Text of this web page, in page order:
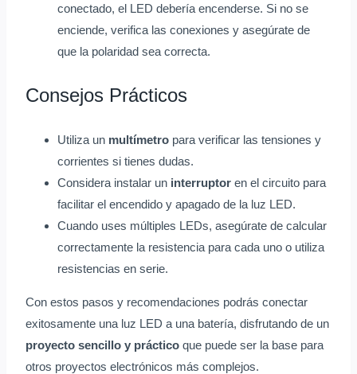
conectado, el LED debería encenderse. Si no se
enciende, verifica las conexiones y asegúrate de
que la polaridad sea correcta.
Consejos Prácticos
Utiliza un multímetro para verificar las tensiones y
corrientes si tienes dudas.
Considera instalar un interruptor en el circuito para
facilitar el encendido y apagado de la luz LED.
Cuando uses múltiples LEDs, asegúrate de calcular
correctamente la resistencia para cada uno o utiliza
resistencias en serie.
Con estos pasos y recomendaciones podrás conectar
exitosamente una luz LED a una batería, disfrutando de un
proyecto sencillo y práctico que puede ser la base para
otros proyectos electrónicos más complejos.